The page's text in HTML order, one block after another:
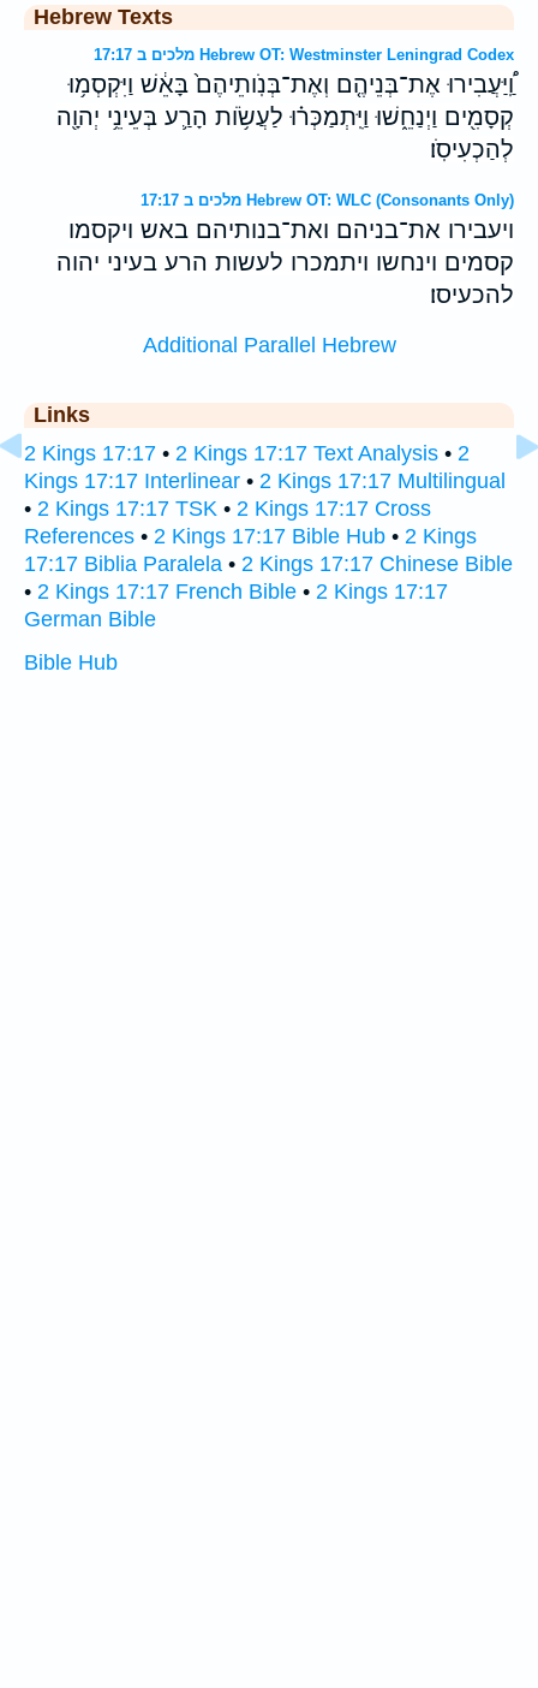
Hebrew Texts
מלכים ב 17:17 Hebrew OT: Westminster Leningrad Codex
וַֽ֠יַּעֲבִירוּ אֶת־בְּנֵיהֶ֤ם וְאֶת־בְּנֹֽותֵיהֶם֙ בָּאֵ֔שׁ וַיִּקְסְמ֥וּ
קְסָמִ֖ים וַיְנַחֵ֑שׁוּ וַיִּֽתְמַכְּר֗וּ לַעֲשֹׂ֥ות הָרַ֛ע בְּעֵינֵ֥י יְהוָ֖ה
לְהַכְעִיסֹֽו׃
מלכים ב 17:17 Hebrew OT: WLC (Consonants Only)
ויעבירו את־בניהם ואת־בנותיהם באש ויקסמו
קסמים וינחשו ויתמכרו לעשות הרע בעיני יהוה
להכעיסו׃
Additional Parallel Hebrew
Links
2 Kings 17:17 • 2 Kings 17:17 Text Analysis • 2
Kings 17:17 Interlinear • 2 Kings 17:17 Multilingual
• 2 Kings 17:17 TSK • 2 Kings 17:17 Cross
References • 2 Kings 17:17 Bible Hub • 2 Kings
17:17 Biblia Paralela • 2 Kings 17:17 Chinese Bible
• 2 Kings 17:17 French Bible • 2 Kings 17:17
German Bible
Bible Hub